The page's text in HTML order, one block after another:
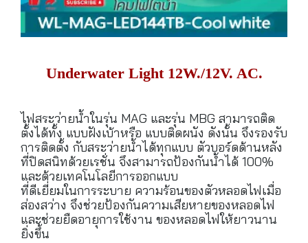
Underwater Light 12W./12V. AC.
ไฟสระว่ายน้ำในรุ่น MAG และรุ่น MBG สามารถติด
ตั้งได้ทั้ง แบบฝังเบ้าหรือ แบบติดผนัง ดังนั้น จึงรองรับ
การติดตั้ง กับสระว่ายน้ำได้ทุกแบบ ตัวบอร์ดด้านหลัง
ที่ปิดสนิทด้วยเรชั่น จึงสามารถป้องกันน้ำได้ 100%
และด้วยเทคโนโลยีการออกแบบ
ที่ดีเยี่ยมในการระบาย ความร้อนของตัวหลอดไฟเมื่อ
ส่องสว่าง จึงช่วยป้องกันความเสียหายของหลอดไฟ
และช่วยยืดอายุการใช้งาน ของหลอดไฟให้ยาวนาน
ยิ่งขึ้น